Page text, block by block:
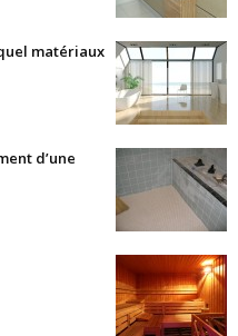
matériaux
d’une